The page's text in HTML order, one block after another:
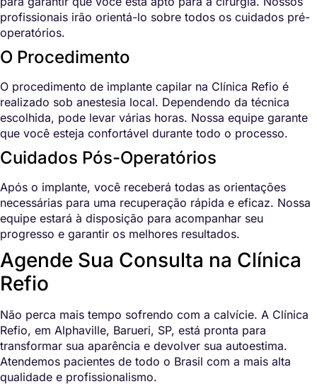
profissionais irão orientá-lo sobre todos os cuidados pré-
operatórios.
O Procedimento
O procedimento de implante capilar na Clínica Refio é
realizado sob anestesia local. Dependendo da técnica
escolhida, pode levar várias horas. Nossa equipe garante
que você esteja confortável durante todo o processo.
Cuidados Pós-Operatórios
Após o implante, você receberá todas as orientações
necessárias para uma recuperação rápida e eficaz. Nossa
equipe estará à disposição para acompanhar seu
progresso e garantir os melhores resultados.
Agende Sua Consulta na Clínica
Refio
Não perca mais tempo sofrendo com a calvície. A Clínica
Refio, em Alphaville, Barueri, SP, está pronta para
transformar sua aparência e devolver sua autoestima.
Atendemos pacientes de todo o Brasil com a mais alta
qualidade e profissionalismo.